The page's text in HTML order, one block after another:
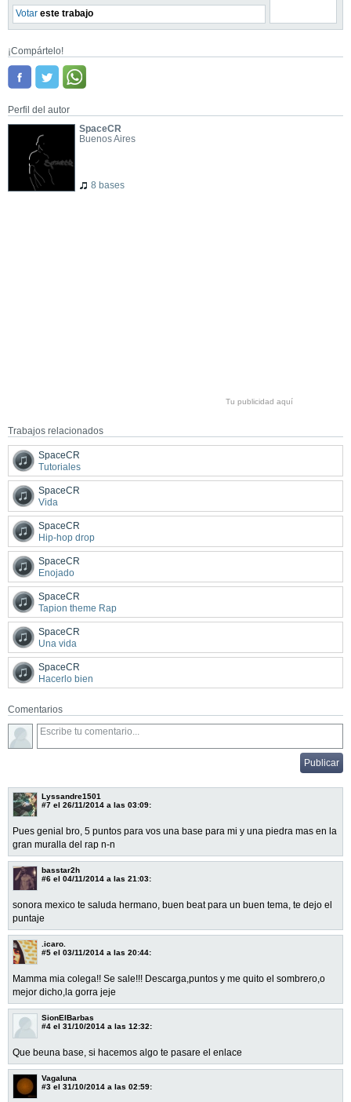
Votar este trabajo
¡Compártelo!
Perfil del autor
SpaceCR
Buenos Aires
8 bases
Tu publicidad aquí
Trabajos relacionados
SpaceCR
Tutoriales
SpaceCR
Vida
SpaceCR
Hip-hop drop
SpaceCR
Enojado
SpaceCR
Tapion theme Rap
SpaceCR
Una vida
SpaceCR
Hacerlo bien
Comentarios
Lyssandre1501
#7 el 26/11/2014 a las 03:09:
Pues genial bro, 5 puntos para vos una base para mi y una piedra mas en la
gran muralla del rap n-n
basstar2h
#6 el 04/11/2014 a las 21:03:
sonora mexico te saluda hermano, buen beat para un buen tema, te dejo el
puntaje
.icaro.
#5 el 03/11/2014 a las 20:44:
Mamma mia colega!! Se sale!!! Descarga,puntos y me quito el sombrero,o
mejor dicho,la gorra jeje
SionElBarbas
#4 el 31/10/2014 a las 12:32:
Que beuna base, si hacemos algo te pasare el enlace
Vagaluna
#3 el 31/10/2014 a las 02:59: